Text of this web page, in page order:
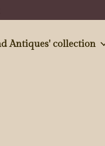
'Vintage and Antiques' collection